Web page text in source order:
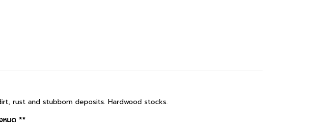
rust and stubborn deposits. Hardwood stocks.
หมด **